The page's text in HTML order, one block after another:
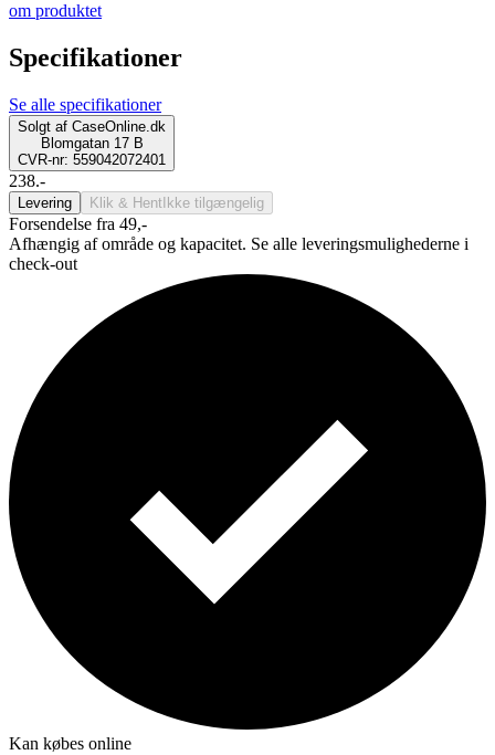
om produktet
Specifikationer
Se alle specifikationer
Solgt af CaseOnline.dk
Blomgatan 17 B
CVR-nr: 559042072401
238.-
Levering Klik & Hent Ikke tilgængelig
Forsendelse fra 49,-
Afhængig af område og kapacitet. Se alle leveringsmulighederne i
check-out
Kan købes online